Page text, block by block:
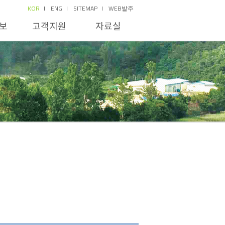
KOR ENG SITEMAP WEB발주
고객지원 자료실